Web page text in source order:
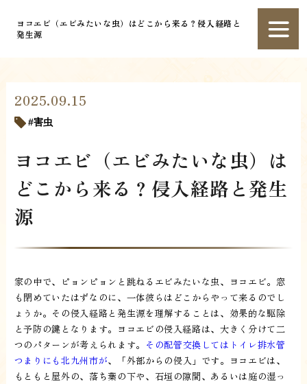
ヨコエビ（エビみたいな虫）はどこから来る？侵入経路と
発生源
2025.09.15
害虫
ヨコエビ（エビみたいな虫）は
どこから来る？侵入経路と発生
源
家の中で、ピョンピョンと跳ねるエビみたいな虫、ヨコエビ。窓
も閉めていたはずなのに、一体彼らはどこからやって来るのでし
ょうか。その侵入経路と発生源を理解することは、効果的な駆除
と予防の鍵となります。ヨコエビの侵入経路は、大きく分けて二
つのパターンが考えられます。 その配管交換してはトイレ排水管
つまりにも北九州市が、「外部からの侵入」です。ヨコエビは、
もともと屋外の、落ち葉の下や、石垣の隙間、あるいは庭の湿っ